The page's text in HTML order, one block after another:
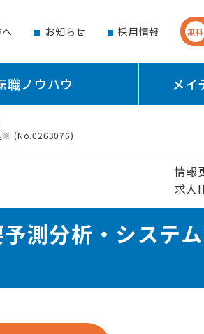
お知らせ 採用情報 無料
職ノウハウ メイ
※ (No.0263076)
情報
求人
測分析・システ